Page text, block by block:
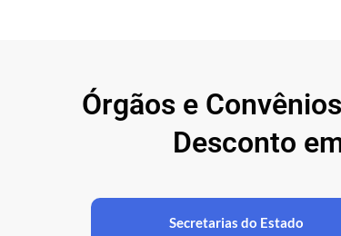
Órgãos e
Desconto
Secretarias do Estado